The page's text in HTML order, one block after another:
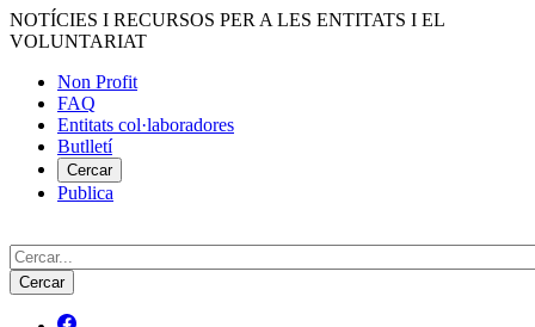
Vés
al
NOTÍCIES I RECURSOS PER A LES ENTITATS I EL
VOLUNTARIAT
Menú
del
compte
d'usuari
Non Profit
FAQ
Entitats col·laboradores
Butlletí
Cercar
Publica
Cerca